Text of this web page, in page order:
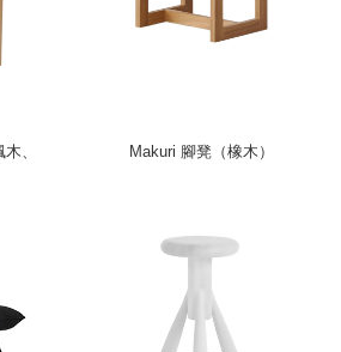
、
Makuri 腳凳（橡木）